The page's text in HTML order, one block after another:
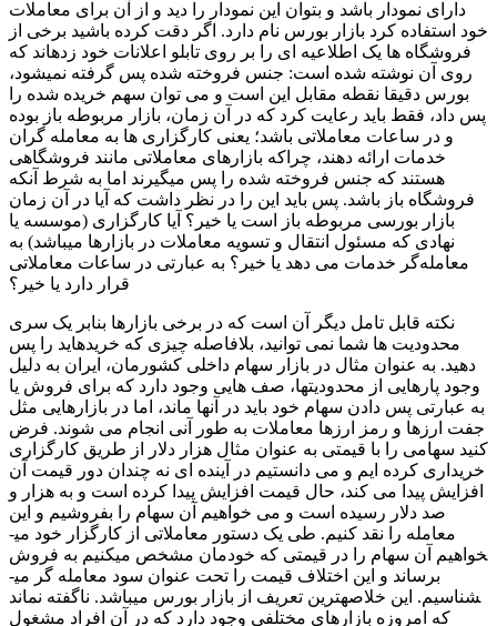
دارای نمودار باشد و بتوان این نمودار را دید و از آن برای معاملات
خود استفاده کرد بازار بورس نام دارد. اگر دقت کرده باشید برخی از
فروشگاه ها یک اطلاعیه ای را بر روی تابلو اعلانات خود زده­اند که
روی آن نوشته شده است: جنس فروخته شده پس گرفته نمی­شود،
بورس دقیقا نقطه مقابل این است و می توان سهم خریده شده را
پس داد، فقط باید رعایت کرد که در آن زمان، بازار مربوطه باز بوده
و در ساعات معاملاتی باشد؛ یعنی کارگزاری ها به معامله گران
خدمات ارائه دهند، چراکه بازارهای معاملاتی مانند فروشگاهی
هستند که جنس فروخته شده را پس می­گیرند اما به شرط آنکه
فروشگاه باز باشد. پس باید این را در نظر داشت که آیا در آن زمان
بازار بورسی مربوطه باز است یا خیر؟ آیا کارگزاری (موسسه یا
نهادی که مسئول انتقال و تسویه معاملات در بازارها می­باشد) به
معامله‌گر خدمات می دهد یا خیر؟ به عبارتی در ساعات معاملاتی
قرار دارد یا خیر؟
نکته قابل تامل دیگر آن است که در برخی بازارها بنابر یک سری
محدودیت ها شما نمی توانید، بلافاصله چیزی که خریده­اید را پس
دهید. به عنوان مثال در بازار سهام داخلی کشورمان، ایران به دلیل
وجود پاره­ایی از محدودیت­ها، صف هایی وجود دارد که برای فروش یا
به عبارتی پس دادن سهام خود باید در آنها ماند، اما در بازارهایی مثل
جفت ارزها و رمز ارزها معاملات به طور آنی انجام می شوند. فرض
کنید سهامی را با قیمتی به عنوان مثال هزار دلار از طریق کارگزاری
خریداری کرده ایم و می دانستیم در آینده ای نه چندان دور قیمت آن
افزایش پیدا می کند، حال قیمت افزایش پیدا کرده است و به هزار و
صد دلار رسیده است و می خواهیم آن سهام را بفروشیم و این
معامله را نقد کنیم. طی یک دستور معاملاتی از کارگزار خود می­
خواهیم آن سهام را در قیمتی که خودمان مشخص می­کنیم به فروش
برساند و این اختلاف قیمت را تحت عنوان سود معامله گر می­
شناسیم. این خلاصه­ترین تعریف از بازار بورس می­باشد. ناگفته نماند
که امروزه بازارهای مختلفی وجود دارد که در آن افراد مشغول